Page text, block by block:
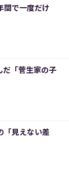
間で一度だけ
「菅生家の子
「見えない差